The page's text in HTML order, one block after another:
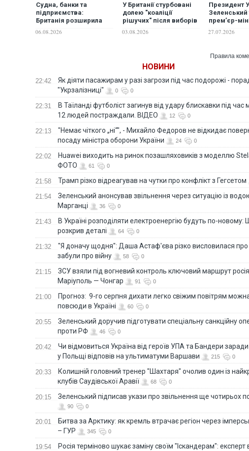
Судна, банки та
підприємства:
Британія розширила
06.08.2026
У Британії стурбовані
долею "коаліції
рішучих" після виборів
Telegraph
03.08.2026
Президент
Зеленський
премʼєр-
Бернем
Портсмуті
27.07.2026
Правила
НОВИНИ
22:42
Як діяти пасажирам у разі загрози під час подорожі -
"Укрзалізниці"
0 0
22:31
В Таїланді футболіст загинув від удару блискавки під час
12 людей постраждали. ВІДЕО
12 0
22:13
"Немає чіткого „ні“", - Михайло Федоров не відкидає
посаду міністра оборони України
24 0
22:02
Huawei виходить на ринок позашляховиків з моделлю
ФОТО
61 0
21:58 Трамп різко відреагував на чутки про конфлікт з Гегсетом
21:54
Зеленський анонсував звільнення через ситуацію із
Марганці
36 0
21:43
В Україні розподіляти електроенергію будуть по-новому:
розкрив деталі
64 0
21:32
"Я доначу щодня": Даша Астаф'єва різко висловилася про
забули про війну
58 0
21:15
ЗСУ взяли під вогневий контроль ключовий маршрут
Маріуполь — Чонгар
91 0
21:00
Прогноз: 9-го серпня дихати легко свіжим повітрям
повсюди в Україні
60 0
20:55
Зеленський доручив підготувати спеціальну санкційну
проти РФ
46 0
20:42
Чи відмовиться Україна від героїв УПА та Бандери
у Польщі відповів на ультиматуми Варшави
215 0
20:33
Колишній головний тренер "Шахтаря" очолив один із
клубів Саудівської Аравії
68 0
20:15 Зеленський підписав укази про звільнення ще чотирьох
90 0
20:01
Битва за Арктику: як кремль втрачає регіон через
– ГУР
345 0
19:54
Росія терміново шукає заміну своїм "Іскандерам": експерт